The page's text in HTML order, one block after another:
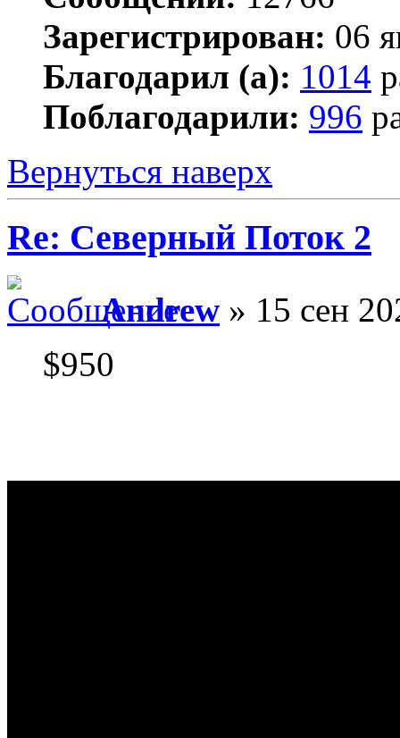
Зарегистрирован: 06
Благодарил (а): 1014
Поблагодарили: 996
Вернуться наверх
Re: Северный Поток 2
Andrew » 15 сен
$950